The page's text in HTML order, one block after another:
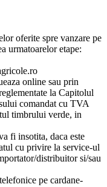
oferite spre vanzare pe
urmatoarelor etape:
online sau prin
la Capitolul
comandat cu TVA
timbrului verde, in
fi insotita, daca este
cu privire la service-ul
distribuitor si/sau
pe cardane-